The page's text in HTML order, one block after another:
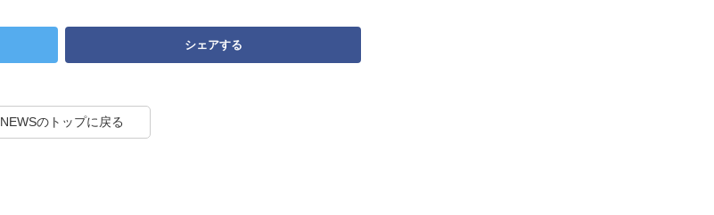
シェアする
NEWSのトップに戻る